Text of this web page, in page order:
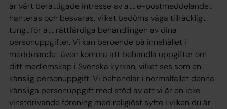
är vårt berättigade intresse av att e-postmeddelandet
hanteras och besvaras, vilket bedöms väga tillräckligt
tungt för att rättfärdiga behandlingen av dina
personuppgifter. Vi kan beroende på innehållet i
meddelandet även komma att behandla uppgifter om
ditt medlemskap i Svenska kyrkan, vilket ses som en
känslig personuppgift. Vi behandlar i normalfallet denna
känsliga personuppgift med stöd av att vi är en icke
vinstdrivande förening med religiöst syfte i vilken du är